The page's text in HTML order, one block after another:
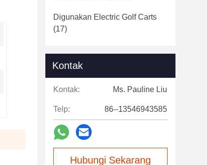
Digunakan Electric Golf Carts
(17)
Kontak
Kontak: Ms. Pauline Liu
Telp: 86--13546943585
Hubungi Sekarang